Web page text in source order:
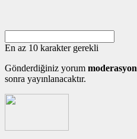
En az 10 karakter gerekli
Gönderdiğiniz yorum moderasyon
sonra yayınlanacaktır.